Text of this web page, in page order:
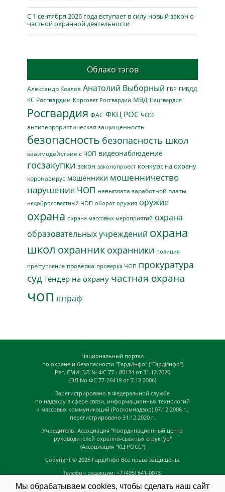
С 1 сентября 2026 года вступает в силу новый закон о
частной охранной деятельности
Облако тэгов
Александр Козлов Анатолий Выборный ГБР ГИБДД
КС Росгвардии Корсовет Росгвардии МВД Нацгвардия
Росгвардия ФАС ФКЦ РОС ЧОО
антитеррористическая защищенность
безопасность безопасность школ
взаимодействие с ЧОП видеонаблюдение
госзакупки закон законопроект конкурс на охрану
коронавирус мошенники мошенничество
нарушения ЧОП невыплата заработной платы
недобросовестный ЧОП оборот оружия оружие
охрана охрана массовых мероприятий охрана
образовательных учреждений охрана
школ охранник охранники полиция
преступление проверка проверка ЧОП прокуратура
суд тендер на охрану частная охрана
чоп штраф
Национальный портал
по охране и безопасности "ГардИнфо" ("ГардИнфо")
Рег. СМИ: ЭЛ № ФС 77 - 80134 от 31.12.2020
(ЭЛ No ФС 77-26419 от 7.12.2006)
Зарегистрировано в Федеральной службе
по надзору в сфере связи, информационных технологий
и массовых коммуникаций (Роскомнадзор) 07.12.2006 г.,
перегистрировано 31.12.2020 г.
Учредитель: Ассоциация "Координационный центр
руководителей охранно-сыскных структур"
(Ассоциация "КЦ РОСС")
Copyright © 2026 ГардИнфо Все права защищены.
Телефон редакции: +7 (495) 641-0073,
news@guardinfo.online
Мы обрабатываем cookies, чтобы сделать наш сайт